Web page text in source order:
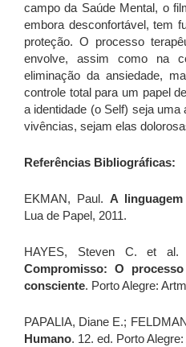
campo da Saúde Mental, o
embora desconfortável, tem
proteção. O processo
envolve, assim como na
eliminação da ansiedade,
controle total para um papel
a identidade (o Self) seja
vivências, sejam elas
Referências Bibliográficas:
EKMAN, Paul. A
Lua de Papel, 2011.
HAYES, Steven C. et al.
Compromisso: O
consciente. Porto Alegre:
PAPALIA, Diane E.;
Humano. 12. ed. Porto